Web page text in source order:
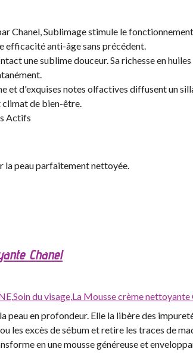
Chanel, Sublimage stimule le
efficacité anti-âge sans précédent.
une sublime douceur. Sa richesse en
et d'exquises notes olfactives diffusent un
de bien-être.
Actifs
la peau parfaitement nettoyée.
Chanel
Soin du visage,La Mousse crème nettoyante
peau en profondeur. Elle la libère des
les excès de sébum et retire les traces de
en une mousse généreuse et